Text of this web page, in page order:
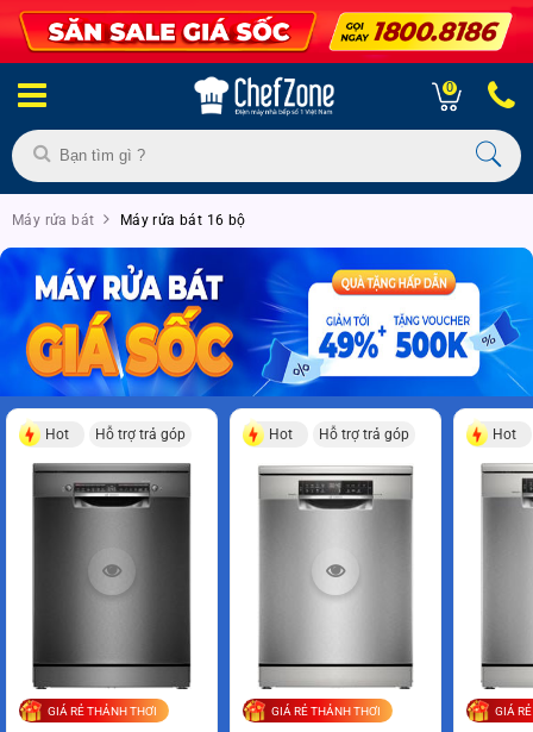
0
Máy rửa bát Máy rửa bát 16 bộ
Hot Hỗ trợ trả góp
GIÁ RẺ THẢNH THƠI
Hot Hỗ trợ trả góp
GIÁ RẺ THẢNH THƠI
Hot
GIÁ